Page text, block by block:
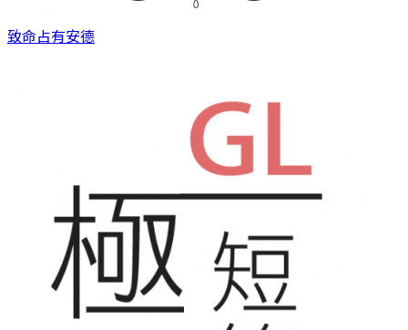
致命占有安德